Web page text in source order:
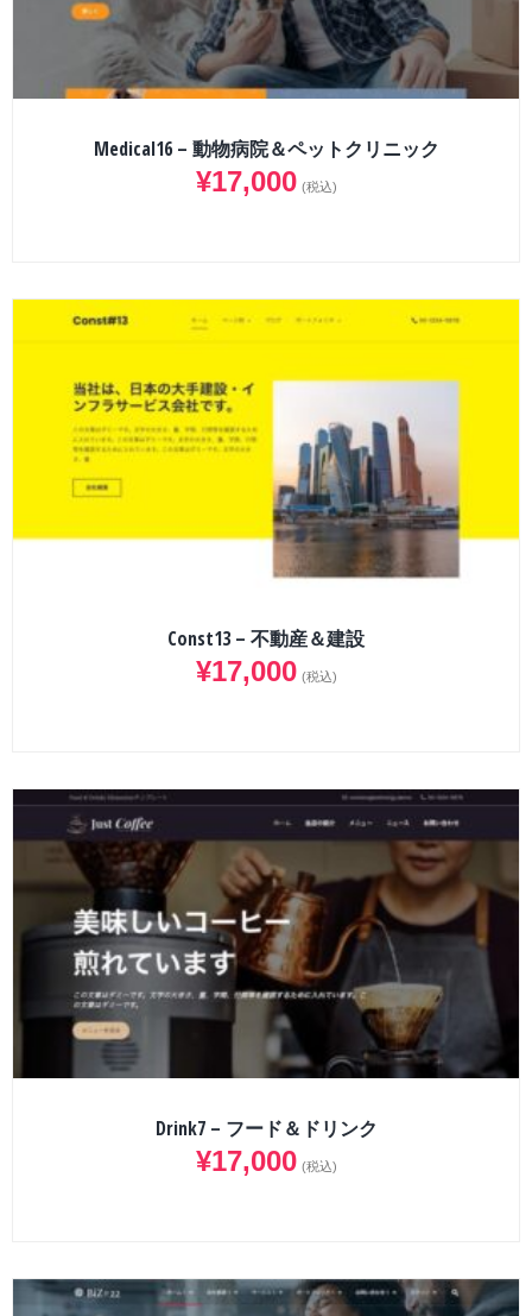
Medical16 – 動物病院＆ペットクリニック
¥17,000 (税込)
Const13 – 不動産＆建設
¥17,000 (税込)
Drink7 – フード＆ドリンク
¥17,000 (税込)